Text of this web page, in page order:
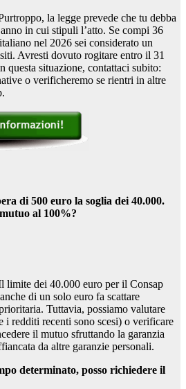
la legge prevede che tu debba
in cui stipuli l’atto. Se compi 36
nel 2026 sei considerato un
Avresti dovuto rogitare entro il 31
questa situazione, contattaci subito:
o verificheremo se rientri in altre
di 500 euro la soglia dei 40.000.
al 100%?
limite dei 40.000 euro per il Consap
di un solo euro fa scattare
Tuttavia, possiamo valutare
i redditi recenti sono scesi) o verificare
il mutuo sfruttando la garanzia
da altre garanzie personali.
determinato, posso richiedere il